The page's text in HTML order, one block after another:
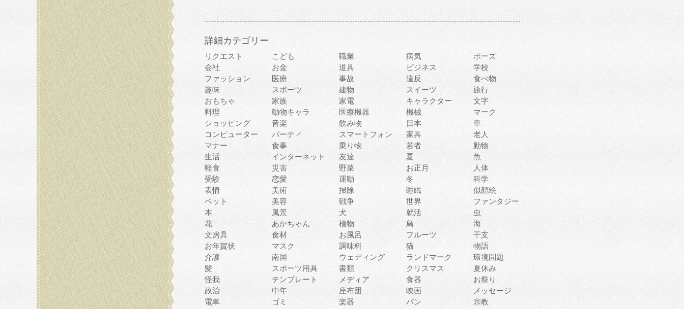
詳細カテゴリー
リクエスト こども 職業 病気
ポーズ
会社
お金 道具 ビジネス
学校
ファッション
医療 事故 違反
食べ物
趣味
スポーツ 建物 スイーツ
旅行
おもちゃ
家族 家電 キャラクター
文字
料理
動物キャラ 医療機器 機械
マーク
ショッピング
音楽 飲み物 日本
車
コンピューター
パーティ スマートフォン 家具
老人
マナー
食事 乗り物 若者
動物
生活
インターネット 友達 夏
魚
軽食
災害 野菜 お正月
人体
受験
恋愛 運動 冬
科学
表情
美術 掃除 睡眠
似顔絵
ペット
美容 戦争 世界
ファンタジー
本
風景 犬 就活
虫
花
あかちゃん 植物 鳥
海
文房具
食材 お風呂 フルーツ
干支
お年賀状
マスク 調味料 猫
物語
介護
南国 ウェディング ランドマーク
環境問題
髪
スポーツ用具 書類 クリスマス
夏休み
怪我
テンプレート メディア 食器
お祭り
政治
中年 座布団 映画
メッセージ
電車
ゴミ 楽器 パン
宗教